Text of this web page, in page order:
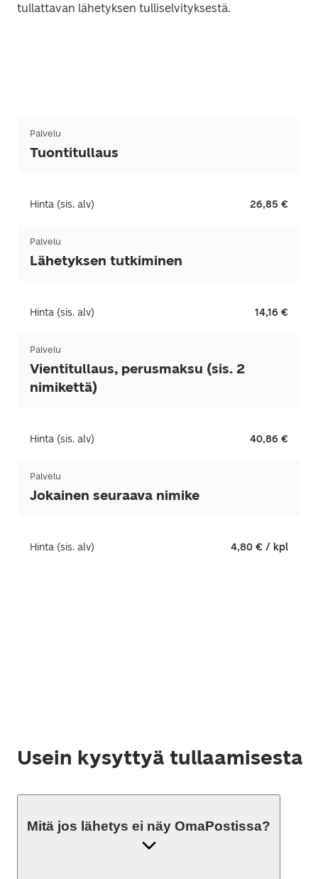
tullattavan lähetyksen tulliselvityksestä.
Palvelu
Tuontitullaus
Hinta (sis. alv) 26,85 €
Palvelu
Lähetyksen tutkiminen
Hinta (sis. alv) 14,16 €
Palvelu
Vientitullaus, perusmaksu (sis. 2
nimikettä)
Hinta (sis. alv) 40,86 €
Palvelu
Jokainen seuraava nimike
Hinta (sis. alv) 4,80 € / kpl
Usein kysyttyä tullaamisesta
Mitä jos lähetys ei näy OmaPostissa?